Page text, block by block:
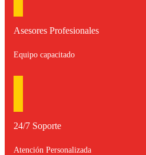
Asesores Profesionales
Equipo capacitado
24/7 Soporte
Atención Personalizada